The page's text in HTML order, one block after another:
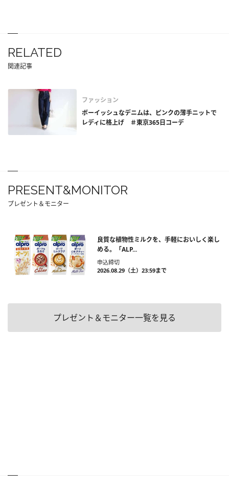
RELATED
関連記事
ファッション
ボーイッシュなデニムは、ピンクの薄手ニットで
レディに格上げ ＃東京365日コーデ
PRESENT&MONITOR
プレゼント＆モニター
良質な植物性ミルクを、手軽においしく楽し
める。「ALP...
申込締切
2026.08.29（土）23:59まで
プレゼント＆モニター一覧を見る